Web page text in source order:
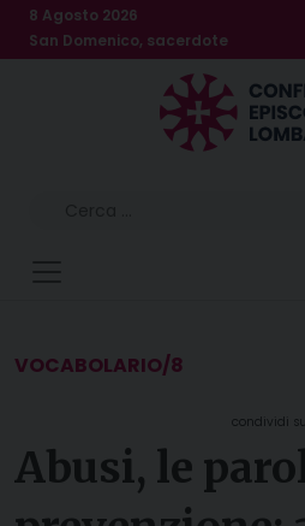
Skip8 Agosto 2026
San Domenico, sacerdote
VOCABOLARIO/8
Abusi, le